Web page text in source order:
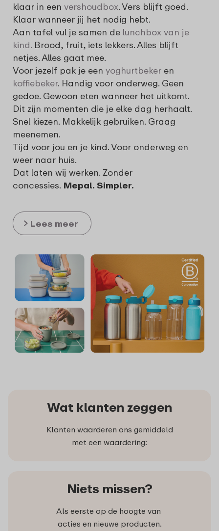
klaar in een vershoudbox. Vers blijft goed.
Klaar wanneer jij het nodig hebt.
Aan tafel vul je samen de lunchbox van je
kind. Brood, fruit, iets lekkers. Alles blijft
netjes. Alles gaat mee.
Voor jezelf pak je een yoghurtbeker en
koffiebeker. Handig voor onderweg. Geen
gedoe. Gewoon eten wanneer het uitkomt.
Dit zijn momenten die je elke dag herhaalt.
Snel kiezen. Makkelijk gebruiken. Graag
meenemen.
Tijd voor jou en je kind. Voor onderweg en
weer naar huis.
Dat laten wij werken. Zonder
concessies. Mepal. Simpler.
Lees meer
Wat klanten zeggen
Klanten waarderen ons gemiddeld
met een waardering:
Niets missen?
Als eerste op de hoogte van
acties en nieuwe producten.